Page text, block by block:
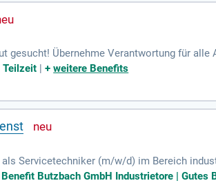
gesucht! Übernehme Verantwortung für alle
Beratungsqualität und schaffst ein
Teil unseres Teams in der Ludwig-
Teilzeit |+weitere Benefits
Servicetechniker (m/w/d) im Bereich
und innovative Toranlagen. Ihre Aufgaben
Wartung. Zudem sind Sie für die
Butzbach GmbH Industrietore |